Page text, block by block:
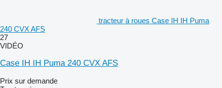
tracteur à roues Case IH IH Puma
240 CVX AFS
27
VIDÉO
Case IH IH Puma 240 CVX AFS
Prix sur demande